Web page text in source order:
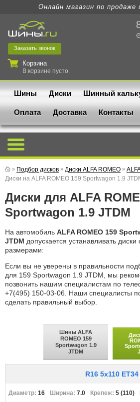
Онлайн магазин по продаже
Заказать звонок
Корзина
В корзине пусто.
Шины Диски Шинный
Оплата Доставка Контакты
» Подбор дисков » Диски ALFA ROMEO »
Диски на ALFA ROMEO 159 Sportwagon 1.9
Диски для ALFA ROMEO 159
Sportwagon 1.9 JTDM
На автомобиль ALFA ROMEO 159
JTDM допускается устанавливать диски
размерами:
Если вы не уверены в правильности
для 159 Sportwagon 1.9 JTDM, мы
позвонить нашим специалистам по
+7(495) 150-03-06. Наши специалисты
сделать правильный выбор.
Шины ALFA
ROMEO 159
Sportwagon 1.9
JTDM
R16 5x110 ET34
16 7.0 5 (110)